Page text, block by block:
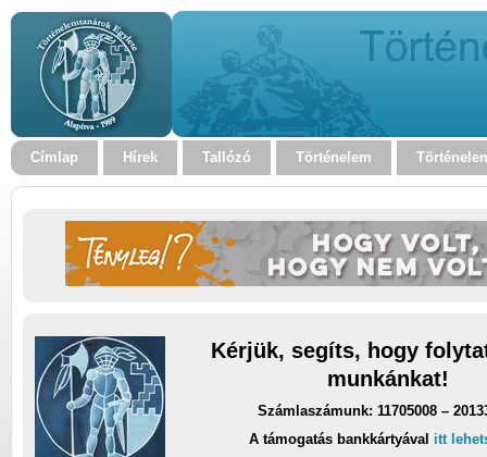
Címlap Hírek Tallózó Történelem
Kérjük, segíts, hogy
munkánkat!
Számlaszámunk: 11705008 –
A támogatás bankkártyával itt